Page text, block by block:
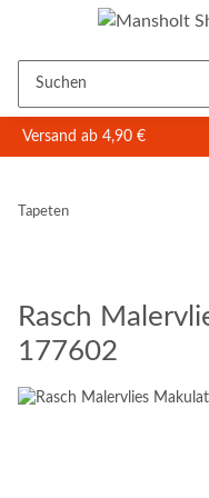
Versand ab 4,90 €
Tapeten
Rasch
177602